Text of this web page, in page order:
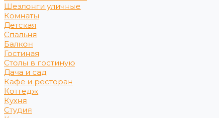
Шезлонги уличные
Комнаты
Детская
Спальня
Балкон
Гостиная
Столы в гостиную
Дача и сад
Кафе и ресторан
Коттедж
Кухня
Студия